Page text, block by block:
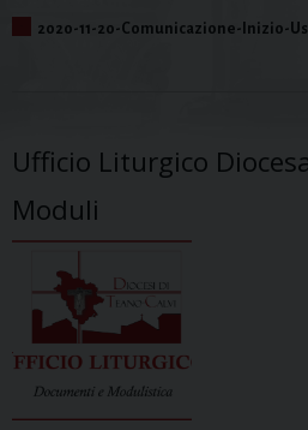
2020-11-20-Comunicazione-Inizio-
Ufficio Liturgico
Moduli